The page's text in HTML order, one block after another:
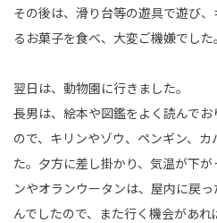
その後は、滑り台等の遊具で遊び
るお菓子を食べ、大変ご機嫌でした。
翌日は、動物園に行きました。
長男は、絵本や図鑑をよく読んで
ので、キリンやゾウ、ペンギン、
た。夕方に差し掛かり、気温が下
ンやオランウータンは、屋内に戻
んでしたので、また行く機会があれ